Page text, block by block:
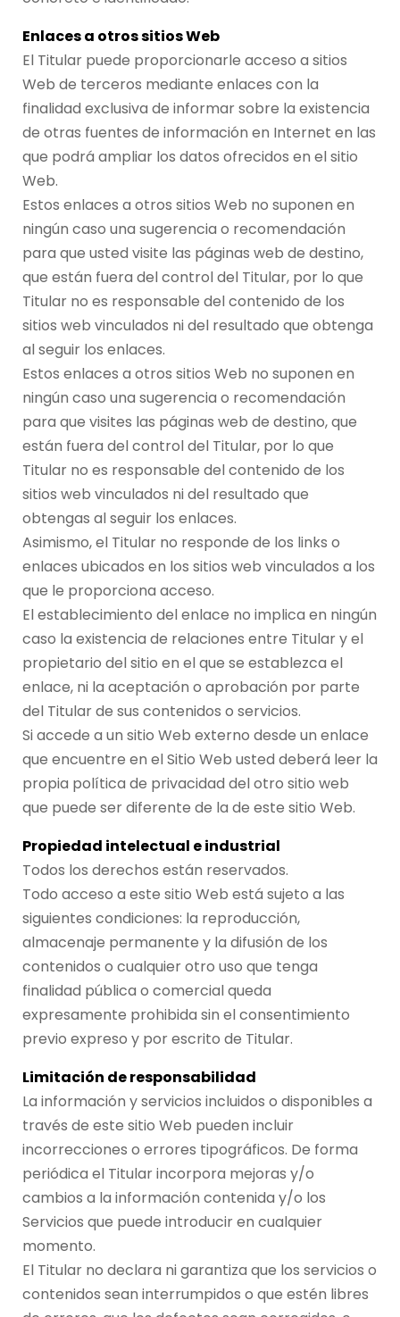
Enlaces a otros sitios Web
El Titular puede proporcionarle acceso a sitios
Web de terceros mediante enlaces con la
finalidad exclusiva de informar sobre la existencia
de otras fuentes de información en Internet en las
que podrá ampliar los datos ofrecidos en el sitio
Web.
Estos enlaces a otros sitios Web no suponen en
ningún caso una sugerencia o recomendación
para que usted visite las páginas web de destino,
que están fuera del control del Titular, por lo que
Titular no es responsable del contenido de los
sitios web vinculados ni del resultado que obtenga
al seguir los enlaces.
Estos enlaces a otros sitios Web no suponen en
ningún caso una sugerencia o recomendación
para que visites las páginas web de destino, que
están fuera del control del Titular, por lo que
Titular no es responsable del contenido de los
sitios web vinculados ni del resultado que
obtengas al seguir los enlaces.
Asimismo, el Titular no responde de los links o
enlaces ubicados en los sitios web vinculados a los
que le proporciona acceso.
El establecimiento del enlace no implica en ningún
caso la existencia de relaciones entre Titular y el
propietario del sitio en el que se establezca el
enlace, ni la aceptación o aprobación por parte
del Titular de sus contenidos o servicios.
Si accede a un sitio Web externo desde un enlace
que encuentre en el Sitio Web usted deberá leer la
propia política de privacidad del otro sitio web
que puede ser diferente de la de este sitio Web.
Propiedad intelectual e industrial
Todos los derechos están reservados.
Todo acceso a este sitio Web está sujeto a las
siguientes condiciones: la reproducción,
almacenaje permanente y la difusión de los
contenidos o cualquier otro uso que tenga
finalidad pública o comercial queda
expresamente prohibida sin el consentimiento
previo expreso y por escrito de Titular.
Limitación de responsabilidad
La información y servicios incluidos o disponibles a
través de este sitio Web pueden incluir
incorrecciones o errores tipográficos. De forma
periódica el Titular incorpora mejoras y/o
cambios a la información contenida y/o los
Servicios que puede introducir en cualquier
momento.
El Titular no declara ni garantiza que los servicios o
contenidos sean interrumpidos o que estén libres